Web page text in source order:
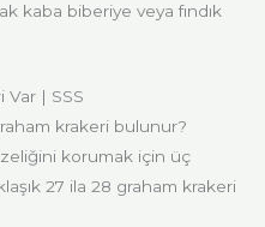
kaba biberiye veya fındık
Var | SSS
krakeri bulunur?
korumak için üç
27 ila 28 graham krakeri